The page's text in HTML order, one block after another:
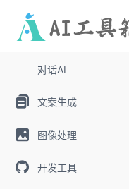
对话AI
文案生成
图像处理
开发工具